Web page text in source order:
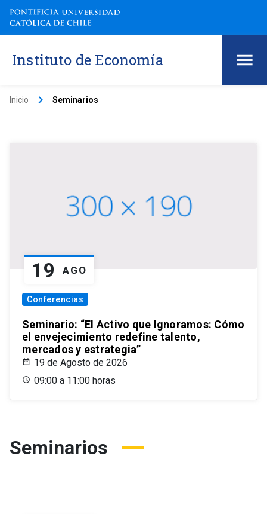
Instituto de Economía
Inicio keyboard_arrow_right Seminarios
19 AGO
Conferencias
Seminario: “El Activo que Ignoramos: Cómo
el envejecimiento redefine talento,
mercados y estrategia”
19 de Agosto de 2026
09:00 a 11:00 horas
Seminarios